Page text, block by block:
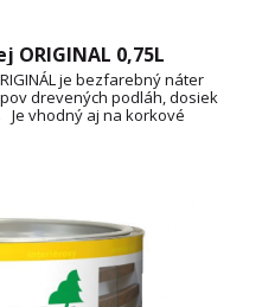
ORIGINAL 0,75L
je bezfarebný náter
drevených podláh, dosiek
Je vhodný aj na korkové
LIST